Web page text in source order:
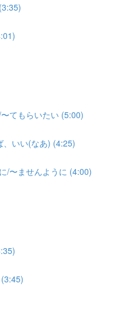
てもらいたい (5:00)
、いい(なあ) (4:25)
/〜ませんように (4:00)